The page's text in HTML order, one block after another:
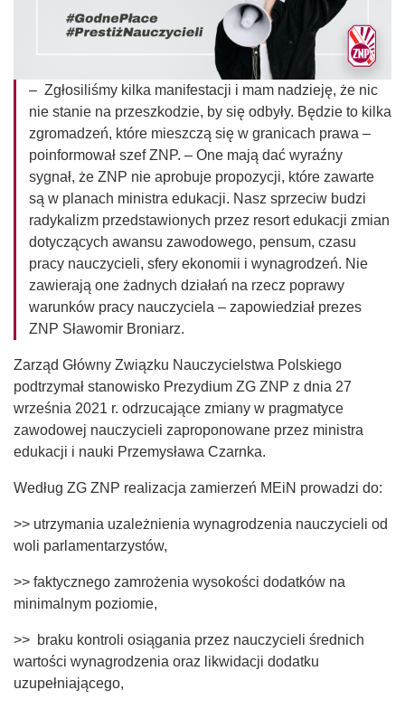
– Zgłosiliśmy kilka manifestacji i mam nadzieję, że nic
nie stanie na przeszkodzie, by się odbyły. Będzie to kilka
zgromadzeń, które mieszczą się w granicach prawa –
poinformował szef ZNP. – One mają dać wyraźny
sygnał, że ZNP nie aprobuje propozycji, które zawarte
są w planach ministra edukacji. Nasz sprzeciw budzi
radykalizm przedstawionych przez resort edukacji zmian
dotyczących awansu zawodowego, pensum, czasu
pracy nauczycieli, sfery ekonomii i wynagrodzeń. Nie
zawierają one żadnych działań na rzecz poprawy
warunków pracy nauczyciela – zapowiedział prezes
ZNP Sławomir Broniarz.
Zarząd Główny Związku Nauczycielstwa Polskiego
podtrzymał stanowisko Prezydium ZG ZNP z dnia 27
września 2021 r. odrzucające zmiany w pragmatyce
zawodowej nauczycieli zaproponowane przez ministra
edukacji i nauki Przemysława Czarnka.
Według ZG ZNP realizacja zamierzeń MEiN prowadzi do:
>> utrzymania uzależnienia wynagrodzenia nauczycieli od
woli parlamentarzystów,
>> faktycznego zamrożenia wysokości dodatków na
minimalnym poziomie,
>> braku kontroli osiągania przez nauczycieli średnich
wartości wynagrodzenia oraz likwidacji dodatku
uzupełniającego,